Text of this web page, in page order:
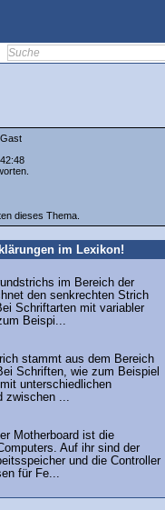
Gast
dieses Thema.
im Lexikon!
im Bereich der
den senkrechten Strich
Schriftarten mit variabler
Beispi...
stammt aus dem Bereich
Schriften, wie zum Beispiel
unterschiedlichen
zwischen ...
Motherboard ist die
Auf ihr sind der
und die Controller
für Fe...